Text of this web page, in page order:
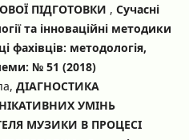
ПІДГОТОВКИ , Сучасні
та інноваційні методики
фахівців: методологія,
№ 51 (2018)
ДІАГНОСТИКА
УМІНЬ
МУЗИКИ В ПРОЦЕСІ